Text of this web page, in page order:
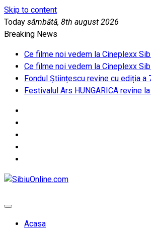
Skip to content
Today sâmbătă, 8th august 2026
Breaking News
Ce filme noi vedem la Cineplexx
Ce filme noi vedem la Cineplexx
Fondul Științescu revine cu ediția a
Festivalul Ars HUNGARICA revine
Acasa